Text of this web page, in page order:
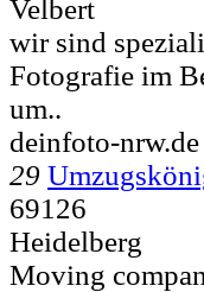
Velbert
wir sind
Fotografie im
um..
deinfoto-nrw.de
29
69126
Heidelberg
Moving